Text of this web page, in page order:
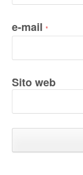
e-mail *
Sito web